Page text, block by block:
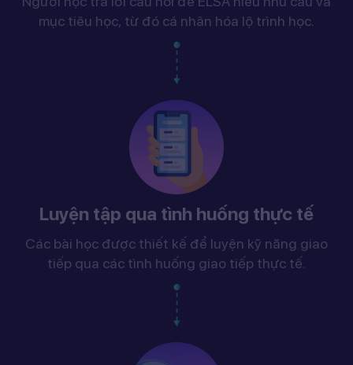
mục tiêu học, từ đó cá nhân hóa lộ trình học.
Luyện tập qua tình huống thực tế
Các bài học được thiết kế để luyện kỹ năng giao
tiếp qua các tình huống giao tiếp thực tế.